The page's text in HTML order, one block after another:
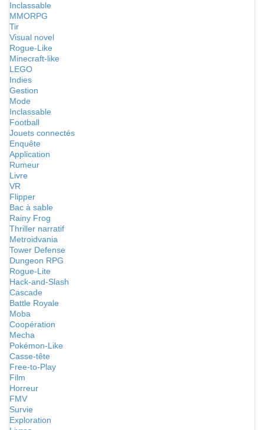
Inclassable
MMORPG
Tir
Visual novel
Rogue-Like
Minecraft-like
LEGO
Indies
Gestion
Mode
Inclassable
Football
Jouets connectés
Enquête
Application
Rumeur
Livre
VR
Flipper
Bac à sable
Rainy Frog
Thriller narratif
Metroidvania
Tower Defense
Dungeon RPG
Rogue-Lite
Hack-and-Slash
Cascade
Battle Royale
Moba
Coopération
Mecha
Pokémon-Like
Casse-tête
Free-to-Play
Film
Horreur
FMV
Survie
Exploration